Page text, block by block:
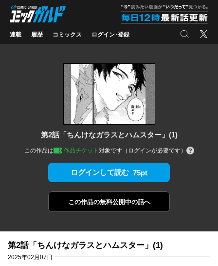
コミックガルド
連載 履歴 コミックス ログイン･登録 検索 X
第2話「ちんけなガラスとハムスター」(1)
この作品は 作品チケット 対象です（ログインが必要です）
ログインして読む 75pt
この作品の無料公開中の話へ
第2話「ちんけなガラスとハムスター」(1)
2025年02月07日